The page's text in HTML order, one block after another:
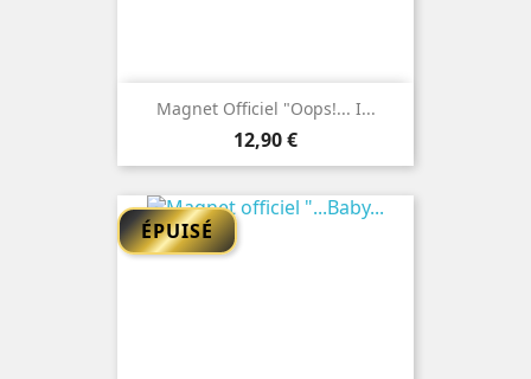
Magnet Officiel "Oops!... I...
Prix
12,90 €
ÉPUISÉ